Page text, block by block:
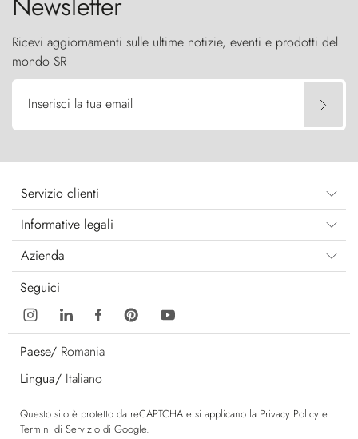
Ricevi aggiornamenti sulle ultime notizie, eventi e prodotti del
mondo SR
Inserisci la tua email
Servizio clienti
Informative legali
Azienda
Seguici
Paese/ Romania
Lingua/ Italiano
Questo sito è protetto da reCAPTCHA e si applicano la Privacy Policy e i
Termini di Servizio di Google.